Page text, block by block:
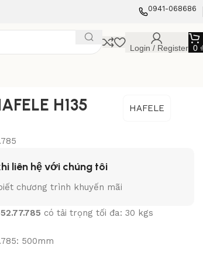
0941-068686
Login / Register 0
H135
HAFELE
liên hệ với chúng tôi
chương trình khuyến mãi
có tải trọng tối đa: 30 kgs
500mm